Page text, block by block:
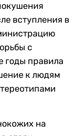
вступления в
с
годы правила
к людям
на